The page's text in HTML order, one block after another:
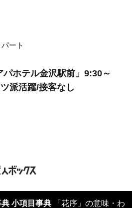
ート
ホテル金沢駅前」9:30～
派活躍/接客なし
小項目事典 「花序」の意味・わ